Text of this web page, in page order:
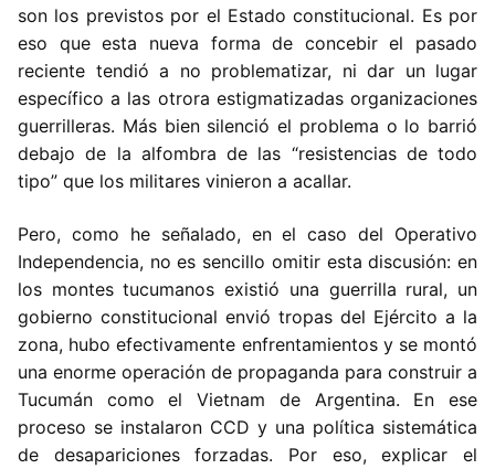
son los previstos por el Estado constitucional. Es por
eso que esta nueva forma de concebir el pasado
reciente tendió a no problematizar, ni dar un lugar
específico a las otrora estigmatizadas organizaciones
guerrilleras. Más bien silenció el problema o lo barrió
debajo de la alfombra de las “resistencias de todo
tipo” que los militares vinieron a acallar.
Pero, como he señalado, en el caso del Operativo
Independencia, no es sencillo omitir esta discusión: en
los montes tucumanos existió una guerrilla rural, un
gobierno constitucional envió tropas del Ejército a la
zona, hubo efectivamente enfrentamientos y se montó
una enorme operación de propaganda para construir a
Tucumán como el Vietnam de Argentina. En ese
proceso se instalaron CCD y una política sistemática
de desapariciones forzadas. Por eso, explicar el